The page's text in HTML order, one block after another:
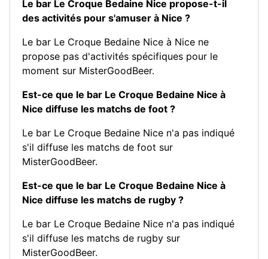
Le bar Le Croque Bedaine Nice propose-t-il
des activités pour s'amuser à Nice ?
Le bar Le Croque Bedaine Nice à Nice ne
propose pas d'activités spécifiques pour le
moment sur MisterGoodBeer.
Est-ce que le bar Le Croque Bedaine Nice à
Nice diffuse les matchs de foot ?
Le bar Le Croque Bedaine Nice n'a pas indiqué
s'il diffuse les matchs de foot sur
MisterGoodBeer.
Est-ce que le bar Le Croque Bedaine Nice à
Nice diffuse les matchs de rugby ?
Le bar Le Croque Bedaine Nice n'a pas indiqué
s'il diffuse les matchs de rugby sur
MisterGoodBeer.